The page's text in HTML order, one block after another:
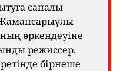
саналы
өркендеуіне
режиссер,
ретінде бірнеше